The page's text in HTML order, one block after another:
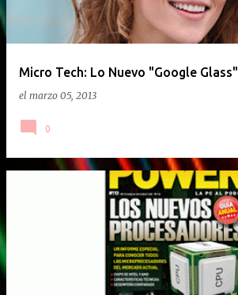
Micro Tech: Lo Nuevo "Google Glass"
el marzo 05, 2013
0